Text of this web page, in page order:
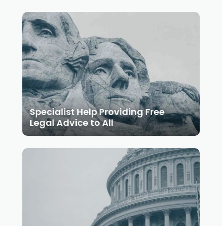
Specialist Help Providing Free
Legal Advice to All